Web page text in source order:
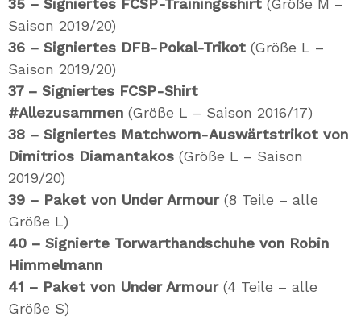
35 – Signiertes FCSP-Trainingsshirt (Größe M –
Saison 2019/20)
36 – Signiertes DFB-Pokal-Trikot (Größe L –
Saison 2019/20)
37 – Signiertes FCSP-Shirt
#Allezusammen (Größe L – Saison 2016/17)
38 – Signiertes Matchworn-Auswärtstrikot von
Dimitrios Diamantakos (Größe L – Saison
2019/20)
39 – Paket von Under Armour (8 Teile – alle
Größe L)
40 – Signierte Torwarthandschuhe von Robin
Himmelmann
41 – Paket von Under Armour (4 Teile – alle
Größe S)